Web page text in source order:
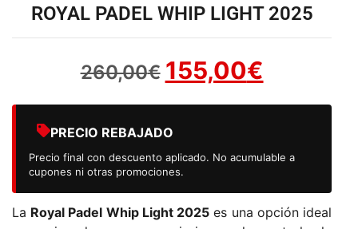
ROYAL PADEL WHIP LIGHT 2025
260,00€ 155,00€
PRECIO REBAJADO
Precio final con descuento aplicado. No acumulable a
cupones ni otras promociones.
La Royal Padel Whip Light 2025 es una opción ideal